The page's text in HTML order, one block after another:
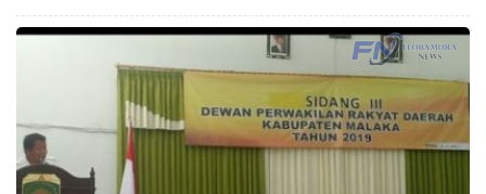
Hektar & Larangan Politik